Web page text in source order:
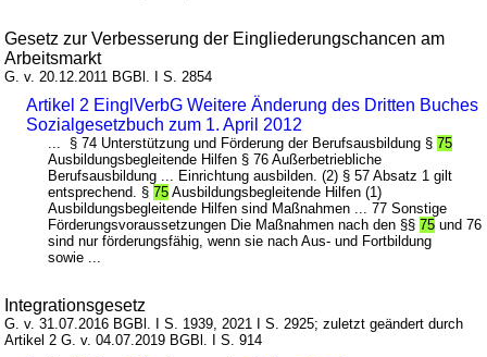
Gesetz zur Verbesserung der Eingliederungschancen am
Arbeitsmarkt
G. v. 20.12.2011 BGBl. I S. 2854
Artikel 2 EinglVerbG Weitere Änderung des Dritten Buches
Sozialgesetzbuch zum 1. April 2012
... § 74 Unterstützung und Förderung der Berufsausbildung §75
Ausbildungsbegleitende Hilfen § 76 Außerbetriebliche
Berufsausbildung ... Einrichtung ausbilden. (2) § 57 Absatz 1 gilt
entsprechend. §75 Ausbildungsbegleitende Hilfen (1)
Ausbildungsbegleitende Hilfen sind Maßnahmen ... 77 Sonstige
Förderungsvoraussetzungen Die Maßnahmen nach den §§75 und 76
sind nur förderungsfähig, wenn sie nach Aus- und Fortbildung
sowie ...
Integrationsgesetz
G. v. 31.07.2016 BGBl. I S. 1939, 2021 I S. 2925; zuletzt geändert durch
Artikel 2 G. v. 04.07.2019 BGBl. I S. 914